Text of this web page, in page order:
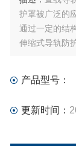
护罩被广泛的
通过一定的结
伸缩式导轨防
产品型号：
更新时间：